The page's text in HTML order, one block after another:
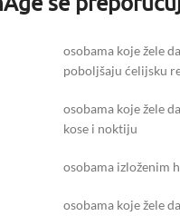
osobama koje žele
poboljšaju ćelijsku
osobama koje žele
kose i noktiju
osobama izloženim
osobama koje žele